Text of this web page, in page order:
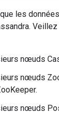
les
nœuds
nœuds
nœuds